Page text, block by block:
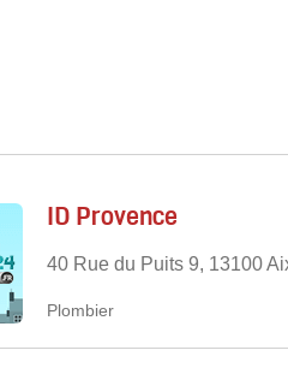
ID Provence
40 Rue du Puits 9, 13100
Plombier